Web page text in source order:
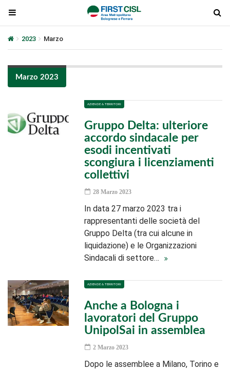
2023 Marzo
Marzo 2023
AZIENDE & TERRITORI
Gruppo Delta: ulteriore
accordo sindacale per
esodi incentivati
scongiura i licenziamenti
collettivi
28 Marzo 2023
In data 27 marzo 2023 tra i
rappresentanti delle società del
Gruppo Delta (tra cui alcune in
liquidazione) e le Organizzazioni
Sindacali di settore…
AZIENDE & TERRITORI
Anche a Bologna i
lavoratori del Gruppo
UnipolSai in assemblea
2 Marzo 2023
Dopo le assemblee a Milano, Torino e